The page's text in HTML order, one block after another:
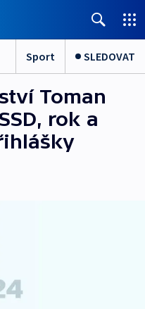
Sport SLEDOVAT
Toman
rok a